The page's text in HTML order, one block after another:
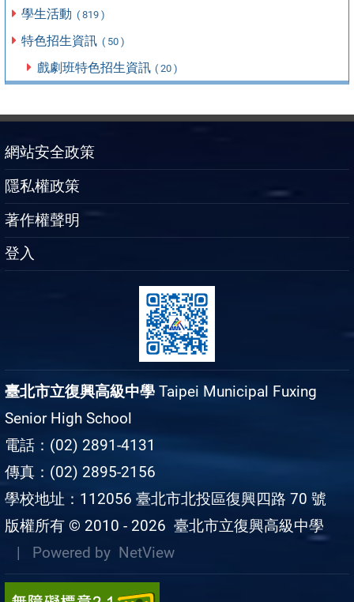
學生活動 ( 819 )
特色招生資訊 ( 50 )
戲劇班特色招生資訊 ( 20 )
網站安全政策
隱私權政策
著作權聲明
登入
臺北市立復興高級中學 Taipei Municipal Fuxing
Senior High School
電話：(02) 2891-4131
傳真：(02) 2895-2156
學校地址：112056 臺北市北投區復興四路 70 號
版權所有 © 2010 - 2026 臺北市立復興高級中學
| Powered by NetView